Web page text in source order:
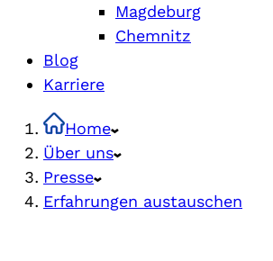
Magdeburg
Chemnitz
Blog
Karriere
Home
Über uns
Presse
Erfahrungen austauschen